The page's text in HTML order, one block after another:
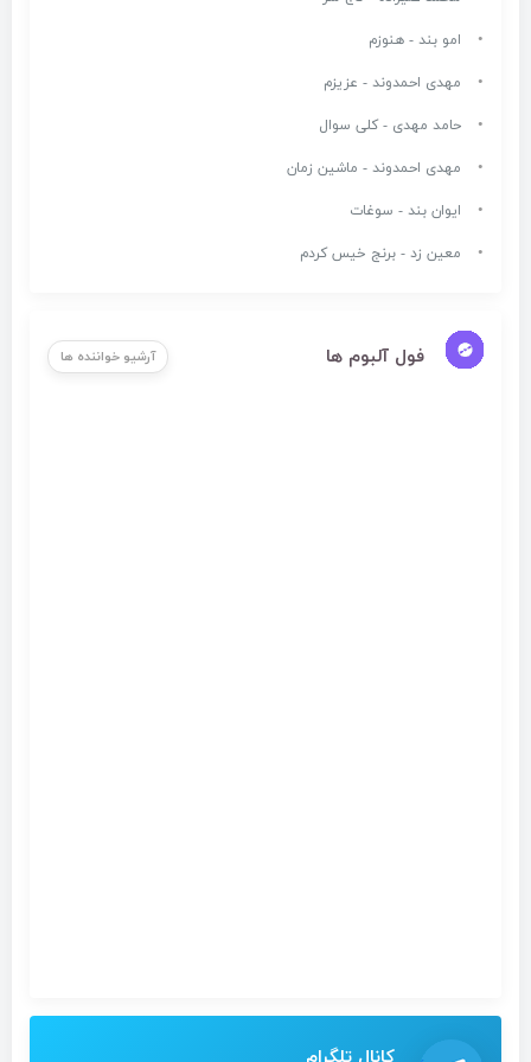
امو بند - هنوزم
مهدی احمدوند - عزیزم
حامد مهدی - کلی سوال
مهدی احمدوند - ماشین زمان
ایوان بند - سوغات
معین زد - برنج خیس کردم
فول آلبوم ها آرشیو خواننده ها